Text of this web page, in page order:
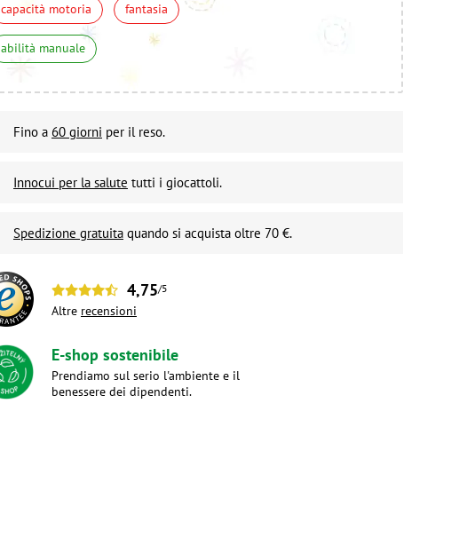
capacità motoria fantasia
abilità manuale
Fino a 60 giorni per il reso.
Innocui per la salute tutti i giocattoli.
Spedizione gratuita quando si acquista oltre 70 €.
4,75/5
Altre recensioni
E-shop sostenibile
Prendiamo sul serio l'ambiente e il
benessere dei dipendenti.